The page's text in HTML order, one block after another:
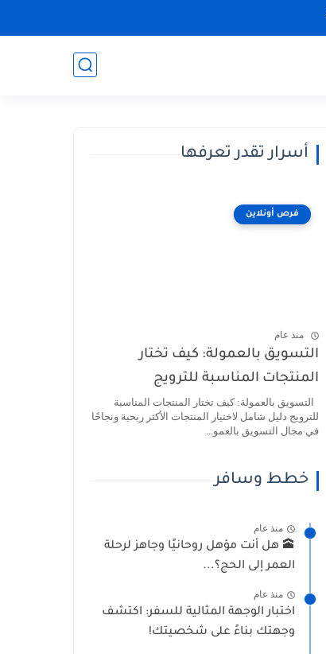
سؤال بيقرّبك من الإجابة الكبيرة 🔥
أسرار تقدر تعرفها
فرص أونلاين
منذ عام
التسويق بالعمولة: كيف تختار
المنتجات المناسبة للترويج
التسويق بالعمولة: كيف تختار المنتجات المناسبة
للترويج دليل شامل لاختيار المنتجات الأكثر ربحية ونجاحًا
في مجال التسويق بالعمو...
خطط وسافر
منذ عام
🕋 هل أنت مؤهل روحانيًا وجاهز لرحلة
العمر إلى الحج؟...
منذ عام
اختبار الوجهة المثالية للسفر: اكتشف
وجهتك بناءً على شخصيتك!